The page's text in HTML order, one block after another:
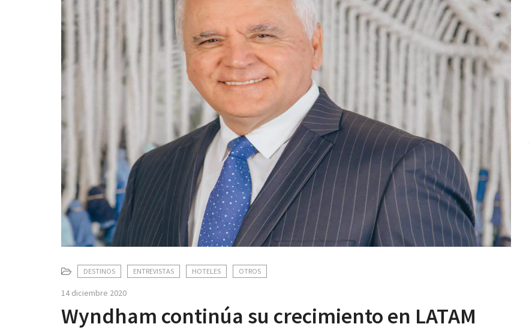
DESTINOS ENTREVISTAS HOTELES OTROS
14 diciembre 2020
Wyndham continúa su crecimiento en LATAM